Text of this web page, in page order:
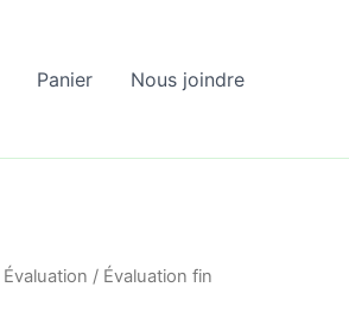
Panier Nous joindre
Évaluation / Évaluation fin